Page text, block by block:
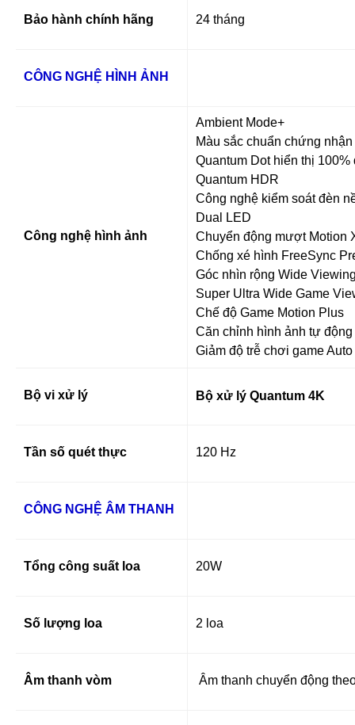
Bảo hành chính hãng 24 tháng
CÔNG NGHỆ HÌNH ẢNH
Công nghệ hình ảnh
Ambient Mode+
Màu sắc chuẩn chứng
Quantum Dot hiển thị 100%
Quantum HDR
Công nghệ kiểm soát đèn
Dual LED
Chuyển động mượt Motion
Chống xé hình FreeSync
Góc nhìn rộng Wide
Super Ultra Wide Game
Chế độ Game Motion Plus
Căn chỉnh hình ảnh tự
Giảm độ trễ chơi game
Bộ vi xử lý Bộ xử lý Quantum 4K
Tần số quét thực 120 Hz
CÔNG NGHỆ ÂM THANH
Tổng công suất loa 20W
Số lượng loa 2 loa
Âm thanh vòm Âm thanh chuyển động